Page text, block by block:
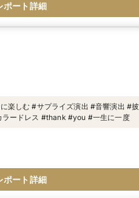
ポート詳細
楽しむ #サプライズ演出 #音響演出 #
ラードレス #thank #you #一生に一度
ポート詳細